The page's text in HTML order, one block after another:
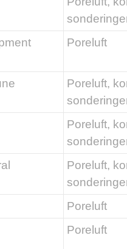
Poreluft
Poreluft,
Poreluft,
Poreluft,
Poreluft
Poreluft